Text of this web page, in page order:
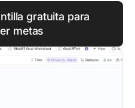
gratuita para
metas